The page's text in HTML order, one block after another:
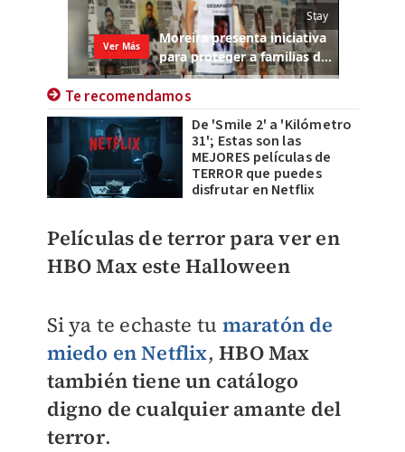
Te recomendamos
De 'Smile 2' a 'Kilómetro
31'; Estas son las
MEJORES películas de
TERROR que puedes
disfrutar en Netflix
​Películas de terror para ver en
HBO Max este Halloween
Si ya te echaste tu maratón de
miedo en Netflix,HBO Max
también tiene un catálogo
digno de cualquier amante del
terror.